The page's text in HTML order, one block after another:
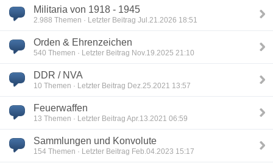
Militaria von 1918 - 1945
2.988 Themen · Letzter Beitrag Jul.21.2026 18:51
Orden & Ehrenzeichen
540 Themen · Letzter Beitrag Nov.19.2025 21:10
DDR / NVA
10 Themen · Letzter Beitrag Dez.25.2021 13:57
Feuerwaffen
13 Themen · Letzter Beitrag Apr.13.2021 06:59
Sammlungen und Konvolute
154 Themen · Letzter Beitrag Feb.04.2023 15:17